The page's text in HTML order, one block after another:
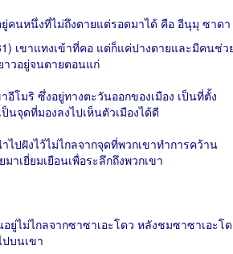
คนหนึ่งที่ไม่ถึงตายแต่รอดมาได้ คือ อีนุมุ ซาดา
เขาแทงเข้าที่คอ แต่ก็แค่ปางตายและมีคนช่ว
วอยู่จนตายตอนแก่
โมริ ซึ่งอยู่ทางตะวันออกของเมือง เป็นที่ตั้ง
นจุดที่มองลงไปเห็นตัวเมืองได้ดี
ไปฝังไว้ไม่ไกลจากจุดที่พวกเขาทำการคว้าน
เยี่ยมเยือนเพื่อระลึกถึงพวกเขา
ยู่ไม่ไกลจากซาซาเอะโดว หลังชมซาซาเอะโด
ปบนเขา